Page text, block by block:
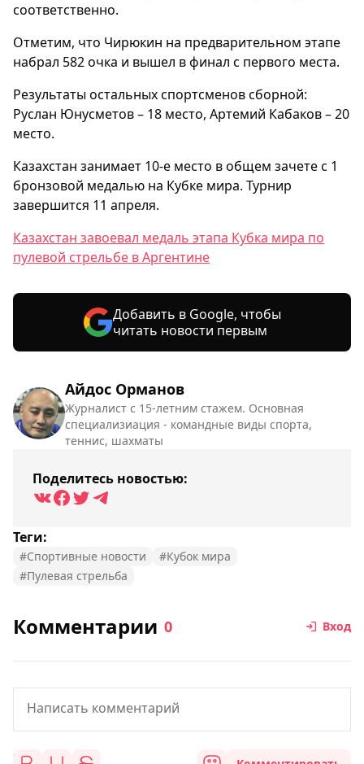
Айдос Орманов
Журналист с 15-летним стажем. Основная
специализиация - командные виды спорта,
теннис, шахматы
Поделитесь новостью:
Теги:
#Спортивные новости
#Кубок мира
#Пулевая стрельба
соответственно.
Отметим, что Чирюкин на предварительном этапе
набрал 582 очка и вышел в финал с первого места.
Результаты остальных спортсменов сборной:
Руслан Юнусметов – 18 место, Артемий Кабаков – 20
место.
Казахстан занимает 10-е место в общем зачете с 1
бронзовой медалью на Кубке мира. Турнир
завершится 11 апреля.
Казахстан завоевал медаль этапа Кубка мира по
пулевой стрельбе в Аргентине
Добавить в Google, чтобы
читать новости первым
Комментарии 0 Вход